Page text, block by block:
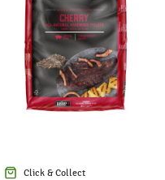
Click & Collect